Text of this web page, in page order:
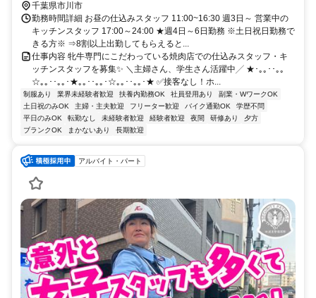
千葉県市川市
勤務時間詳細 お昼の仕込みスタッフ 11:00~16:30 週3日～ 営業中の
キッチンスタッフ 17:00～24:00 ★週4日～6日勤務 ※土日祝日勤務で
きる方※ ⇒8割以上出勤してもらえると...
仕事内容 牝牛専門にこだわっている焼肉店での仕込みスタッフ・キ
ッチンスタッフを募集✨ ＼主婦さん、学生さん活躍中╱ ★･｡｡･･｡｡
☆｡｡･･｡｡･★｡｡･･｡｡･☆｡｡･･｡｡･★ ✅接客なし！ホ...
制服あり 業界未経験者歓迎 扶養内勤務OK 社員登用あり
副業・WワークOK
土日祝のみOK
主婦・主夫歓迎 フリーター歓迎 バイク通勤OK
学歴不問
平日のみOK
転勤なし 未経験者歓迎 経験者歓迎 夜間 研修あり
夕方
ブランクOK
まかないあり 長期歓迎
アルバイト・パート